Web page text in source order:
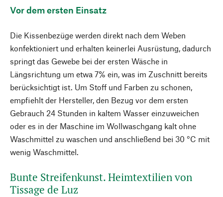
Vor dem ersten Einsatz
Die Kissenbezüge werden direkt nach dem Weben
konfektioniert und erhalten keinerlei Ausrüstung, dadurch
springt das Gewebe bei der ersten Wäsche in
Längsrichtung um etwa 7% ein, was im Zuschnitt bereits
berücksichtigt ist. Um Stoff und Farben zu schonen,
empfiehlt der Hersteller, den Bezug vor dem ersten
Gebrauch 24 Stunden in kaltem Wasser einzuweichen
oder es in der Maschine im Wollwaschgang kalt ohne
Waschmittel zu waschen und anschließend bei 30 °C mit
wenig Waschmittel.
Bunte Streifenkunst. Heimtextilien von
Tissage de Luz